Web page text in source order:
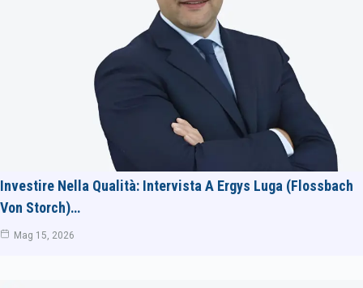
Investire Nella Qualità: Intervista A Ergys Luga (Flossbach
Von Storch)…
Mag 15, 2026